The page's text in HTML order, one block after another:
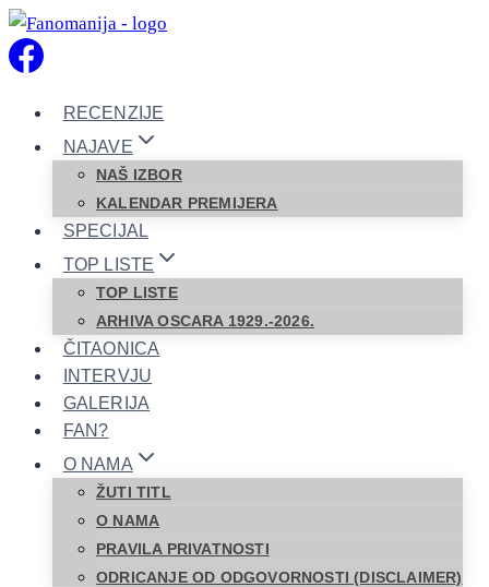
Skip
to
RECENZIJE
NAJAVE
NAŠ IZBOR
KALENDAR PREMIJERA
SPECIJAL
TOP LISTE
TOP LISTE
ARHIVA OSCARA 1929.-2026.
ČITAONICA
INTERVJU
GALERIJA
FAN?
O NAMA
ŽUTI TITL
O NAMA
PRAVILA PRIVATNOSTI
ODRICANJE OD ODGOVORNOSTI (DISCLAIMER)